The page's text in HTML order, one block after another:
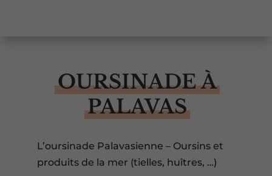
OURSINADE À
PALAVAS
L’oursinade Palavasienne – Oursins et
produits de la mer (tielles, huîtres, …)